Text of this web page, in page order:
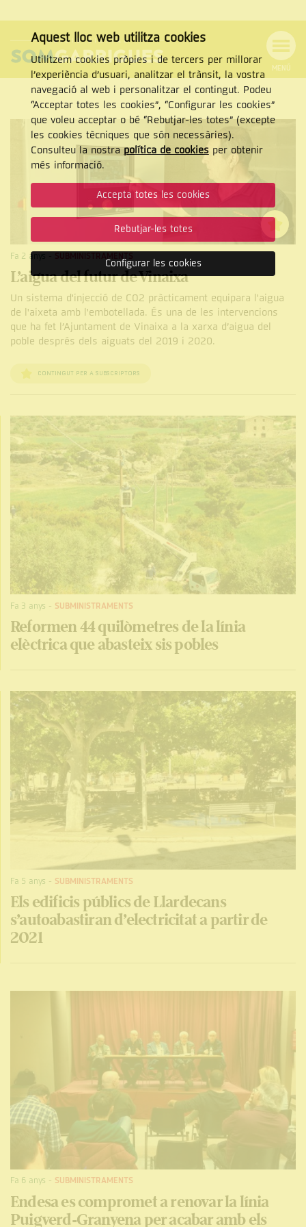
NAVEGACIÓ
MENÚ
Cercar
Fa 2 anys SUBMINISTRAMENTS
L’aigua del futur de Vinaixa
Un sistema d'injecció de CO2 pràcticament equipara l'aigua
de l'aixeta amb l'embotellada. És una de les intervencions
que ha fet l’Ajuntament de Vinaixa a la xarxa d’aigua del
poble després dels aiguats del 2019 i 2020.
CONTINGUT PER A SUBSCRIPTORS
Fa 3 anys - SUBMINISTRAMENTS
Reformen 44 quilòmetres de la línia
elèctrica que abasteix sis pobles
Fa 5 anys - SUBMINISTRAMENTS
Els edificis públics de Llardecans
s’autoabastiran d’electricitat a partir de
2021
Fa 6 anys - SUBMINISTRAMENTS
Endesa es compromet a renovar la línia
Puigverd-Granyena per acabar amb els
Aquest lloc web utilitza cookies
Utilitzem cookies pròpies i de tercers per millorar
l’experiència d’usuari, analitzar el trànsit, la vostra
navegació al web i personalitzar el contingut. Podeu
“Acceptar totes les cookies”, “Configurar les cookies”
que voleu acceptar o bé “Rebutjar-les totes” (excepte
les cookies tècniques que són necessàries).
Consulteu la nostrapolítica de cookiesper obtenir
més informació.
Accepta totes les cookies
Rebutjar-les totes
Configurar les cookies